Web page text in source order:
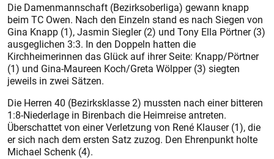
Die Damenmannschaft (Be­zirks­oberliga) gewann knapp
beim TC Owen. Nach den Einzeln stand es nach Siegen von
Gina Knapp (1), Jasmin Siegler (2) und Tony Ella Pörtner (3)
ausgeglichen 3:3. In den Doppeln hatten die
Kirchheimerinnen das Glück auf ihrer Seite: Knapp/Pörtner
(1) und Gina-­Maureen Koch/Greta Wölpper (3) siegten
jeweils in zwei Sätzen.
Die Herren 40 (Bezirksklasse 2) mussten nach einer bitteren
1:8-Niederlage in Birenbach die Heimreise antreten.
Überschattet von einer Verletzung von René Klauser (1), die
er sich nach dem ersten Satz zuzog. Den Ehrenpunkt holte
Michael Schenk (4).